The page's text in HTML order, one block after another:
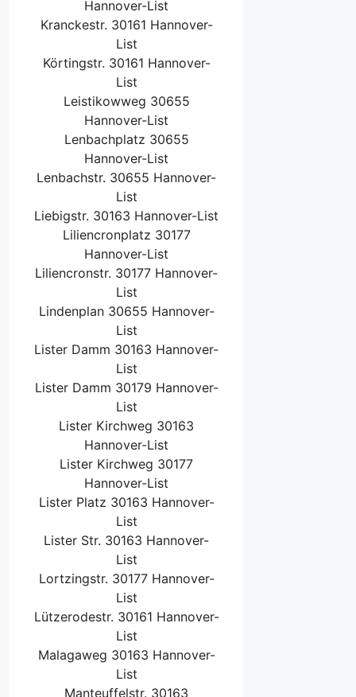
Hannover-List
Kranckestr. 30161 Hannover-
List
Körtingstr. 30161 Hannover-
List
Leistikowweg 30655
Hannover-List
Lenbachplatz 30655
Hannover-List
Lenbachstr. 30655 Hannover-
List
Liebigstr. 30163 Hannover-List
Liliencronplatz 30177
Hannover-List
Liliencronstr. 30177 Hannover-
List
Lindenplan 30655 Hannover-
List
Lister Damm 30163 Hannover-
List
Lister Damm 30179 Hannover-
List
Lister Kirchweg 30163
Hannover-List
Lister Kirchweg 30177
Hannover-List
Lister Platz 30163 Hannover-
List
Lister Str. 30163 Hannover-
List
Lortzingstr. 30177 Hannover-
List
Lützerodestr. 30161 Hannover-
List
Malagaweg 30163 Hannover-
List
Manteuffelstr. 30163